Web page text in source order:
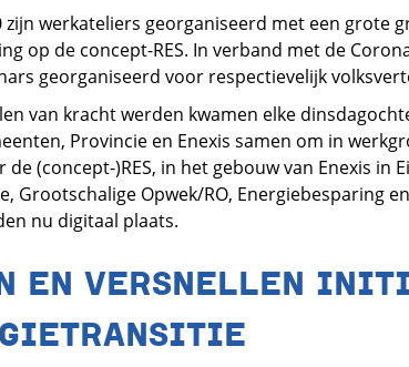
zijn werkateliers georganiseerd met een grote
op de concept-RES. In verband met de
georganiseerd voor respectievelijk
van kracht werden kwamen elke
Provincie en Enexis samen om in
(concept-)RES, in het gebouw van Enexis in
Grootschalige Opwek/RO, Energiebesparing
nu digitaal plaats.
EN VERSNELLEN